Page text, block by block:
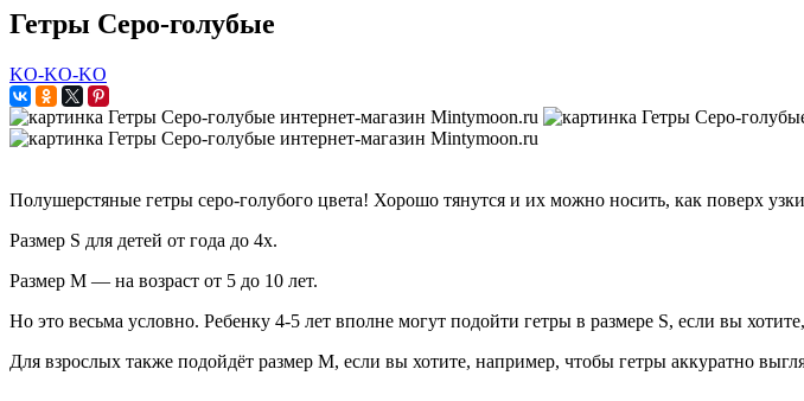
Гетры Серо-голубые
KO-KO-KO
Полушерстяные гетры серо-голубого цвета! Хорошо тянутся и их можно носить, как поверх
Размер S для детей от года до 4х.
Размер М — на возраст от 5 до 10 лет.
Но это весьма условно. Ребенку 4-5 лет вполне могут подойти гетры в размере S, если вы
Для взрослых также подойдёт размер М, если вы хотите, например, чтобы гетры аккуратно